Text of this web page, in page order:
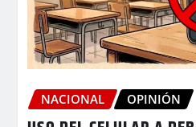
NACIONAL OPINIÓN